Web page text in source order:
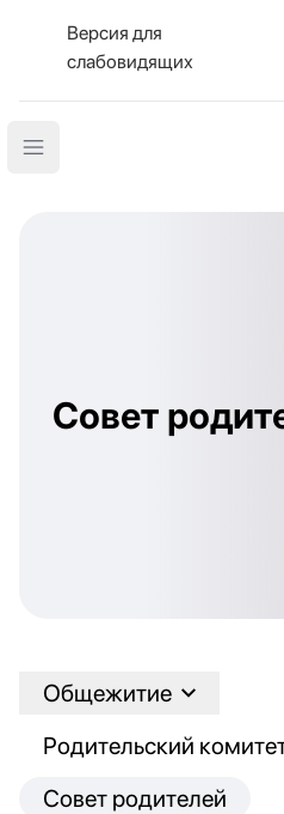
Версия для
слабовидящих
Open main menu
Совет
Общежитие
Родительский
Совет родителей